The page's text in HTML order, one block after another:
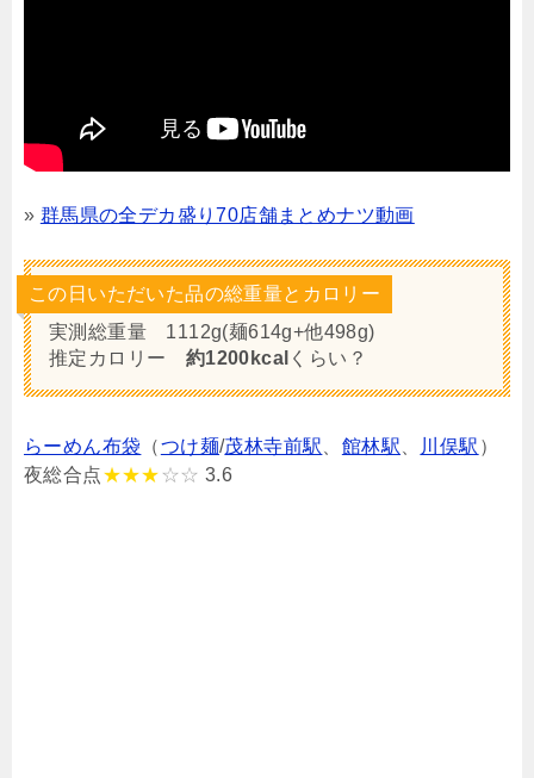
» 群馬県の全デカ盛り70店舗まとめナツ動画
この日いただいた品の総重量とカロリー
実測総重量 1112g(麺614g+他498g)
推定カロリー 約1200kcal くらい？
らーめん布袋 （つけ麺/茂林寺前駅 館林駅 川俣駅 ）
夜総合点★★★ ☆☆ 3.6